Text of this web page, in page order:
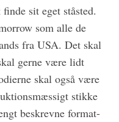
sit eget ståsted.
som alle de
fra USA. Det skal
gerne være lidt
skal også være
stikke
beskrevne format-